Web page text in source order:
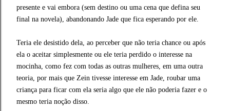
presente e vai embora (sem destino ou uma cena que defina seu
final na novela), abandonando Jade que fica esperando por ele.
Teria ele desistido dela, ao perceber que não teria chance ou após
ela o aceitar simplesmente ou ele teria perdido o interesse na
mocinha, como fez com todas as outras mulheres, em uma outra
teoria, por mais que Zein tivesse interesse em Jade, roubar uma
criança para ficar com ela seria algo que ele não poderia fazer e o
mesmo teria noção disso.